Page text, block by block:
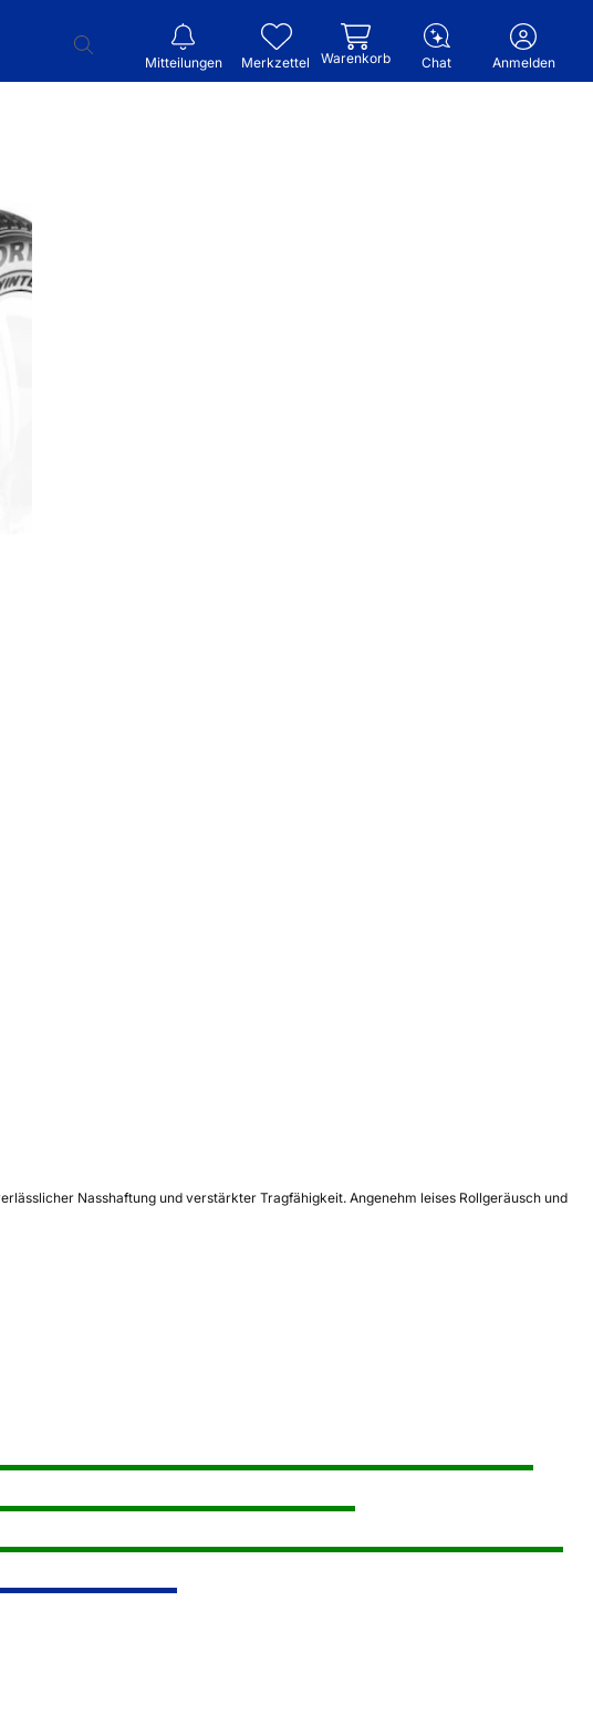
Mitteilungen Merkzettel Warenkorb Chat Anmelden
Nasshaftung und verstärkter Tragfähigkeit. Angenehm leises Rollgeräusch und